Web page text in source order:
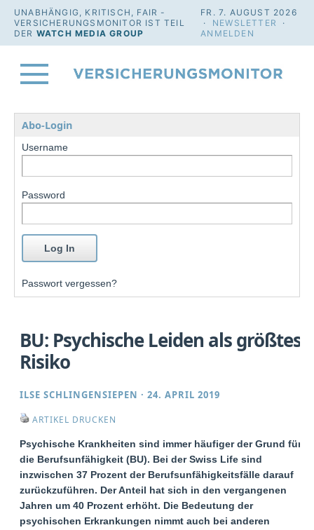
UNABHÄNGIG, KRITISCH, FAIR -
VERSICHERUNGSMONITOR IST TEIL
DER WATCH MEDIA GROUP
FR. 7. AUGUST 2026
· NEWSLETTER
·
ANMELDEN
Abo-Login
Username
Password
Passwort vergessen?
BU: Psychische Leiden als größtes
Risiko
ILSE SCHLINGENSIEPEN ·24. APRIL 2019
ARTIKEL DRUCKEN
Psychische Krankheiten sind immer häufiger der Grund für
die Berufsunfähigkeit (BU). Bei der Swiss Life sind
inzwischen 37 Prozent der Berufsunfähigkeitsfälle darauf
zurückzuführen. Der Anteil hat sich in den vergangenen
Jahren um 40 Prozent erhöht. Die Bedeutung der
psychischen Erkrankungen nimmt auch bei anderen